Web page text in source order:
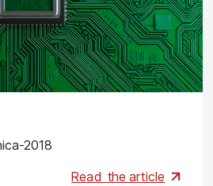
2018
Read the article